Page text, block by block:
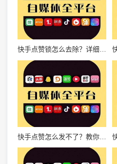
快手点赞锁怎么去除？详细操作方法和实用技巧大揭秘！
快手点赞怎么发不了？教你几招轻松解决问题！